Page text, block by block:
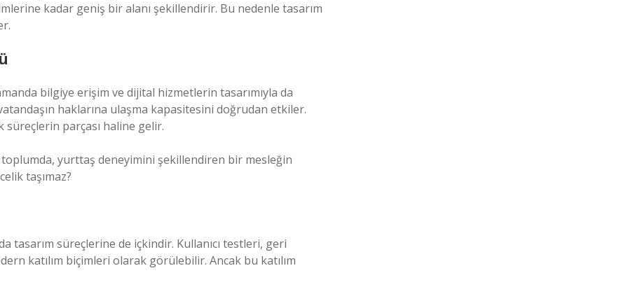
kadar geniş bir alanı şekillendirir. Bu nedenle tasarım
bilgiye erişim ve dijital hizmetlerin tasarımıyla da
haklarına ulaşma kapasitesini doğrudan etkiler.
süreçlerin parçası haline gelir.
yurttaş deneyimini şekillendiren bir mesleğin
taşımaz?
tasarım süreçlerine de içkindir. Kullanıcı testleri, geri
katılım biçimleri olarak görülebilir. Ancak bu katılım